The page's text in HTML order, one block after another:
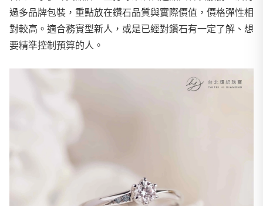
過多品牌包裝，重點放在鑽石品質與實際價值，價格彈性相
對較高。適合務實型新人，或是已經對鑽石有一定了解、想
要精準控制預算的人。